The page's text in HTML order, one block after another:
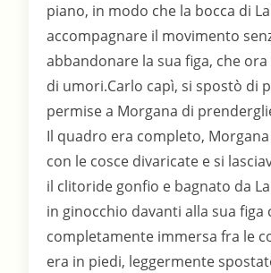
piano, in modo che la bocca di
accompagnare il movimento
abbandonare la sua figa, che
di umori.Carlo capì, si spostò di
permise a Morgana di
Il quadro era completo,
con le cosce divaricate e si
il clitoride gonfio e bagnato da
in ginocchio davanti alla sua figa
completamente immersa fra le
era in piedi, leggermente